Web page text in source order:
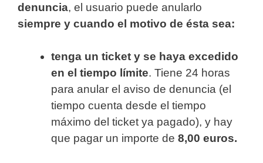
denuncia, el usuario puede anularlo
siempre y cuando el motivo de ésta sea:
tenga un ticket y se haya excedido
en el tiempo límite. Tiene 24 horas
para anular el aviso de denuncia (el
tiempo cuenta desde el tiempo
máximo del ticket ya pagado), y hay
que pagar un importe de 8,00 euros.